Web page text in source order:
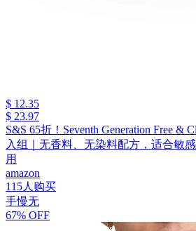
$ 12.35
$ 23.97
S&S 65折！Seventh Generation Free &
入组｜无香料、无染料配方，适合敏
用
amazon
115人购买
手慢无
67% OFF